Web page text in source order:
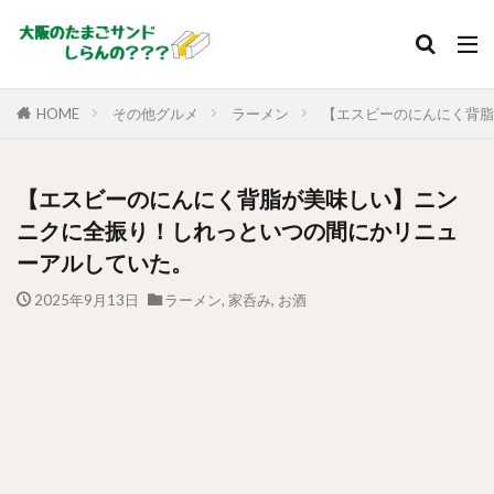
HOME その他グルメ ラーメン 【エスビーのにんにく背
【エスビーのにんにく背脂が美味しい】ニン
ニクに全振り！しれっといつの間にかリニュ
ーアルしていた。
2025年9月13日 ラーメン, 家呑み, お酒